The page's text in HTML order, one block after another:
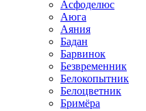
Асфоделюс
Аюга
Аяния
Бадан
Барвинок
Безвременник
Белокопытник
Белоцветник
Бримёра